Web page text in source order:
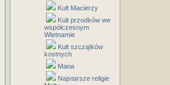
Kult Macierzy
Kult przodków we
współczesnym
Wietnamie
Kult szczątków
kostnych
Mana
Najstarsze religie